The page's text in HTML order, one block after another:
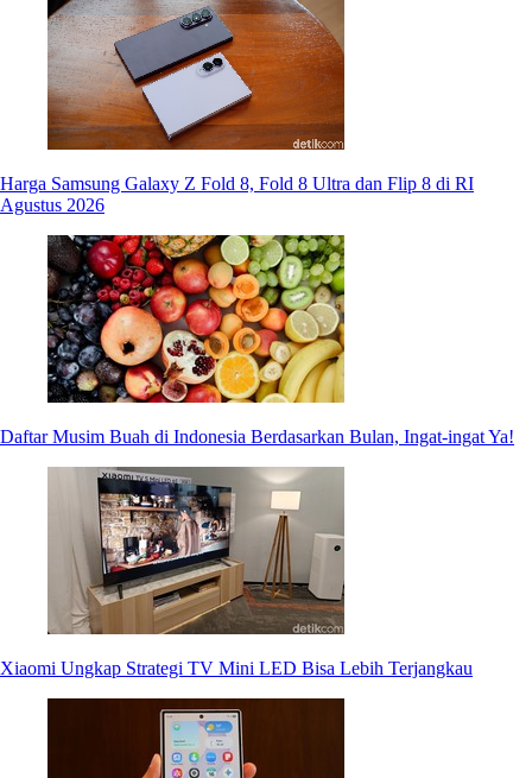
Harga Samsung Galaxy Z Fold 8, Fold 8 Ultra dan Flip 8 di RI
Agustus 2026
Daftar Musim Buah di Indonesia Berdasarkan Bulan, Ingat-ingat Ya!
Xiaomi Ungkap Strategi TV Mini LED Bisa Lebih Terjangkau